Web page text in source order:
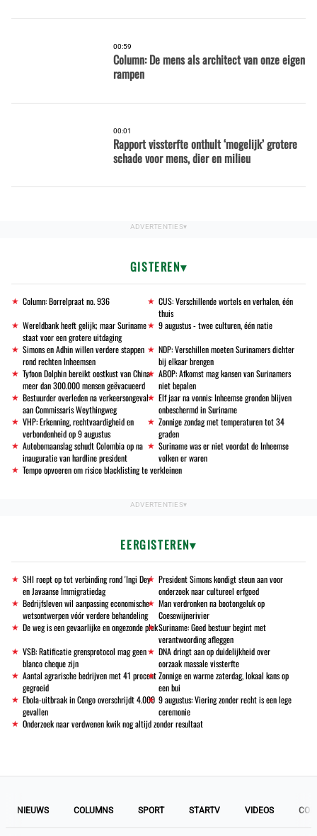
00:59
Column: De mens als architect van onze eigen
rampen
00:01
Rapport vissterfte onthult ‘mogelijk’ grotere
schade voor mens, dier en milieu
GISTEREN
Column: Borrelpraat no. 936
CUS: Verschillende wortels en verhalen, één
thuis
Wereldbank heeft gelijk; maar Suriname
staat voor een grotere uitdaging
9 augustus - twee culturen, één natie
Simons en Adhin willen verdere stappen
rond rechten Inheemsen
NDP: Verschillen moeten Surinamers dichter
bij elkaar brengen
Tyfoon Dolphin bereikt oostkust van China:
meer dan 300.000 mensen geëvacueerd
ABOP: Afkomst mag kansen van Surinamers
niet bepalen
Bestuurder overleden na verkeersongeval
aan Commissaris Weythingweg
Elf jaar na vonnis: Inheemse gronden blijven
onbeschermd in Suriname
VHP: Erkenning, rechtvaardigheid en
verbondenheid op 9 augustus
Zonnige zondag met temperaturen tot 34
graden
Autobomaanslag schudt Colombia op na
inauguratie van hardline president
Suriname was er niet voordat de Inheemse
volken er waren
Tempo opvoeren om risico blacklisting te verkleinen
EERGISTEREN
SHI roept op tot verbinding rond 'Ingi Dey'
en Javaanse Immigratiedag
President Simons kondigt steun aan voor
onderzoek naar cultureel erfgoed
Bedrijfsleven wil aanpassing economische
wetsontwerpen vóór verdere behandeling
Man verdronken na bootongeluk op
Coesewijnerivier
De weg is een gevaarlijke en ongezonde plekSuriname: Goed bestuur begint met
verantwoording afleggen
VSB: Ratificatie grensprotocol mag geen
blanco cheque zijn
DNA dringt aan op duidelijkheid over
oorzaak massale vissterfte
Aantal agrarische bedrijven met 41 procent
gegroeid
Zonnige en warme zaterdag, lokaal kans op
een bui
Ebola-uitbraak in Congo overschrijdt 4.000
gevallen
9 augustus: Viering zonder recht is een lege
ceremonie
Onderzoek naar verdwenen kwik nog altijd zonder resultaat
NIEUWS COLUMNS SPORT STARTV VIDEOS